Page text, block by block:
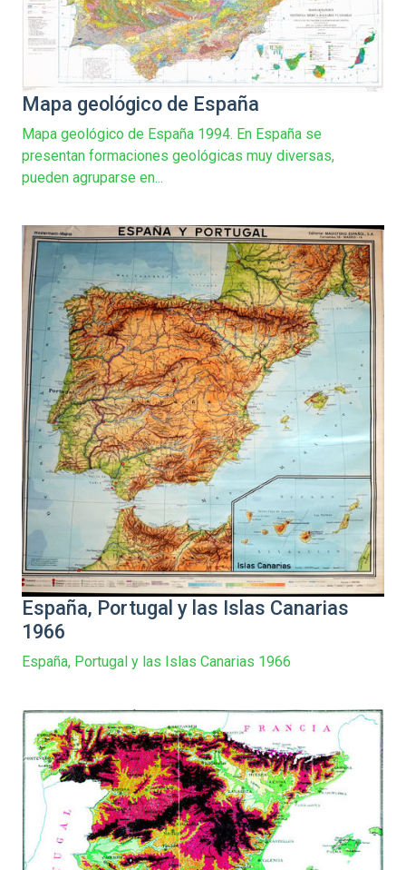
Mapa geológico de España
Mapa geológico de España 1994. En España se
presentan formaciones geológicas muy diversas,
pueden agruparse en...
España, Portugal y las Islas Canarias
1966
España, Portugal y las Islas Canarias 1966